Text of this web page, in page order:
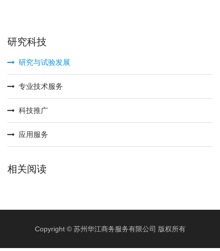
研究科技
研究与试验发展
专业技术服务
科技推广
应用服务
相关阅读
Copyright © 苏州华江商务服务有限公司 版权所有